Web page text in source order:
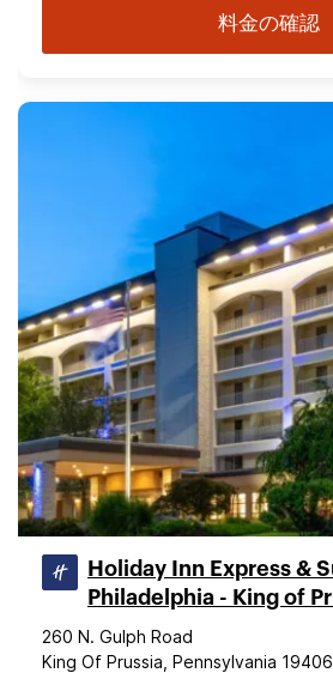
料金の確認
Holiday Inn Express &
Philadelphia - King of
260 N. Gulph Road
King Of Prussia, Pennsylvania